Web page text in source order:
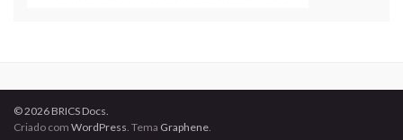
© 2026 BRICS Docs.
Criado com WordPress. Tema Graphene.